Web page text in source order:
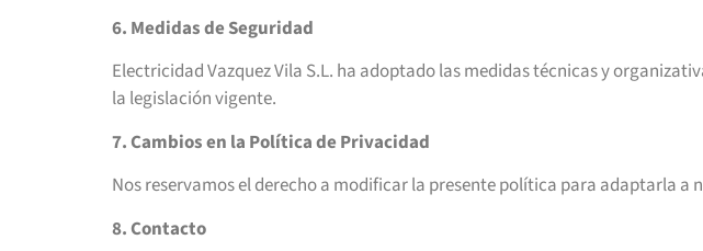
6. Medidas de Seguridad
Electricidad Vazquez Vila S.L. ha adoptado las medidas técnicas y
la legislación vigente.
7. Cambios en la Política de Privacidad
Nos reservamos el derecho a modificar la presente política para adaptarla
8. Contacto